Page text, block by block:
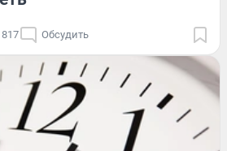
817 Обсудить